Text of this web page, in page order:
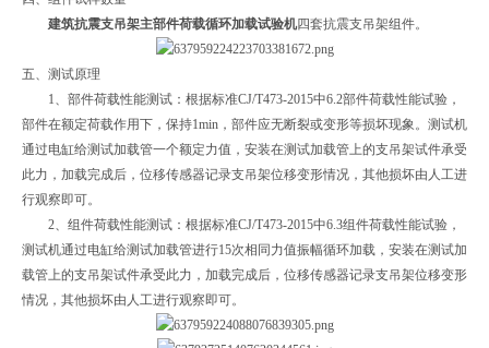
建筑抗震支吊架主部件荷载循环加载试验机四套抗震支吊架组件。
五、测试原理
1、部件荷载性能测试：根据标准CJ/T473-2015中6.2部件荷载性能试验，
部件在额定荷载作用下，保持1min，部件应无断裂或变形等损坏现象。测试机
通过电缸给测试加载管一个额定力值，安装在测试加载管上的支吊架试件承受
此力，加载完成后，位移传感器记录支吊架位移变形情况，其他损坏由人工进
行观察即可。
2、组件荷载性能测试：根据标准CJ/T473-2015中6.3组件荷载性能试验，
测试机通过电缸给测试加载管进行15次相同力值振幅循环加载，安装在测试加
载管上的支吊架试件承受此力，加载完成后，位移传感器记录支吊架位移变形
情况，其他损坏由人工进行观察即可。